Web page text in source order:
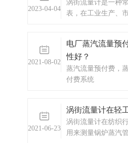
2023-04-04
涡街流量计是一种
表，在工业生产、
2021-08-02
电厂蒸汽流量预
性好？
蒸汽流量预付费，
付费系统
2021-06-23
涡街流量计在轻
涡街流量计在纺织
用来测量锅炉蒸汽